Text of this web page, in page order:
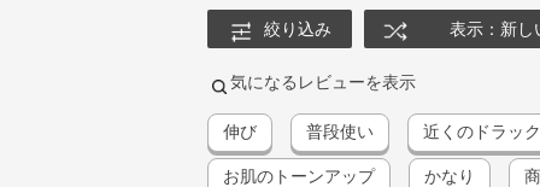
絞り込み 表示：新し
気になるレビューを表示
伸び 普段使い 近くのドラッ
お肌のトーンアップ かなり